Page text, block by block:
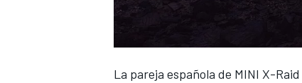
La pareja española de MINI X-Raid